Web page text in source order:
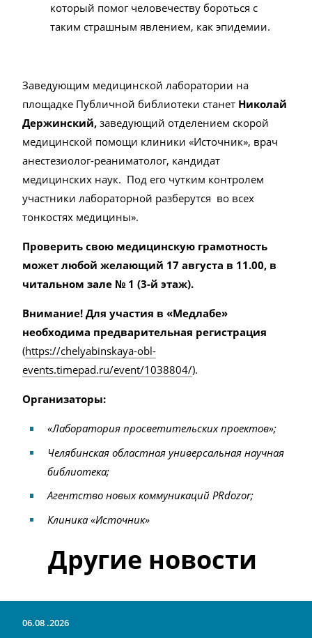
который помог человечеству бороться с
таким страшным явлением, как эпидемии.
Заведующим медицинской лаборатории на
площадке Публичной библиотеки станет Николай
Держинский, заведующий отделением скорой
медицинской помощи клиники «Источник», врач
анестезиолог-реаниматолог, кандидат
медицинских наук. Под его чутким контролем
участники лабораторной разберутся во всех
тонкостях медицины».
Проверить свою медицинскую грамотность
может любой желающий 17 августа в 11.00, в
читальном зале № 1 (3-й этаж).
Внимание! Для участия в «Медлабе»
необходима предварительная регистрация
(https://chelyabinskaya-obl-
events.timepad.ru/event/1038804/).
Организаторы:
«Лаборатория просветительских проектов»;
Челябинская областная универсальная научная
библиотека;
Агентство новых коммуникаций PRdozor;
Клиника «Источник»
Другие новости
06.08 2026